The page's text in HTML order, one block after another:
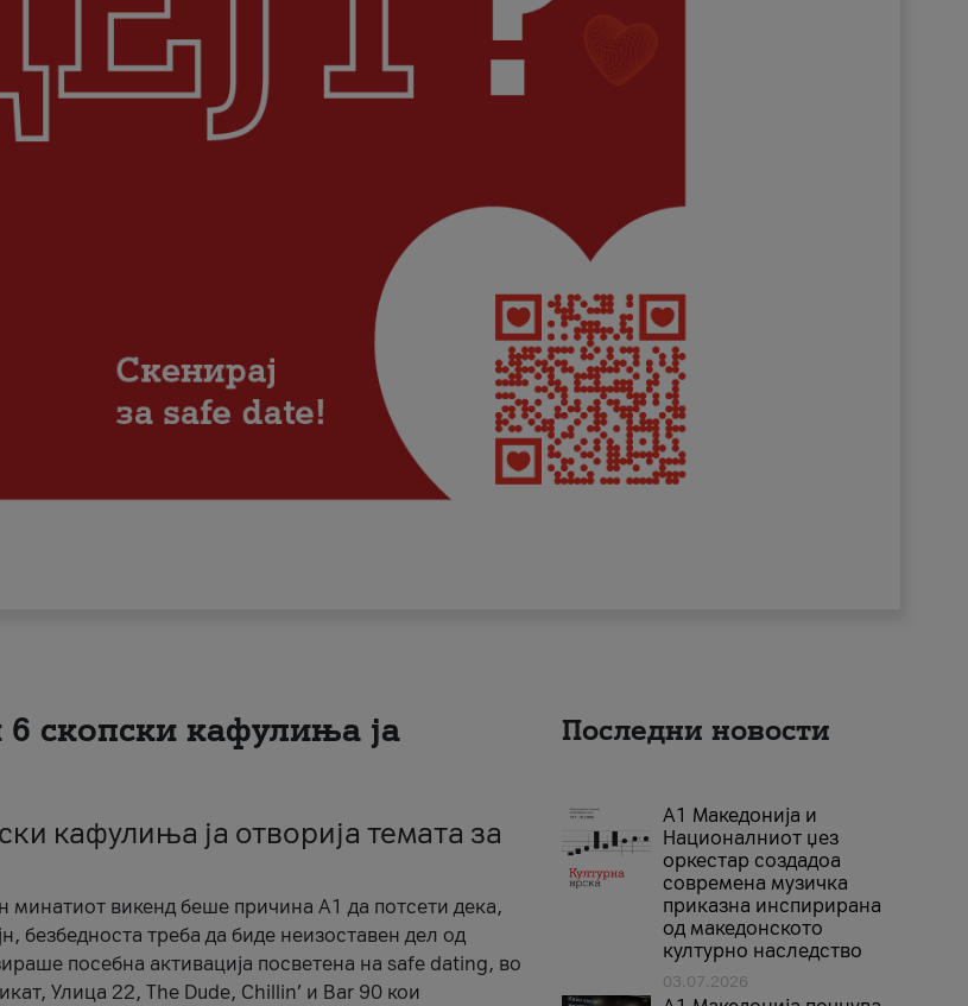
скопски кафулиња ја
кафулиња ја отворија темата за
минатиот викенд беше причина А1 да потсети дека,
безбедноста треба да биде неизоставен дел од
посебна активација посветена на safe dating, во
Улица 22, The Dude, Chillin’ и Bar 90 кои
Последни новости
А1 Македонија и
Националниот џез
оркестар создадоа
современа музичка
приказна инспирирана
од македонското
културно наследство
03.07.2026